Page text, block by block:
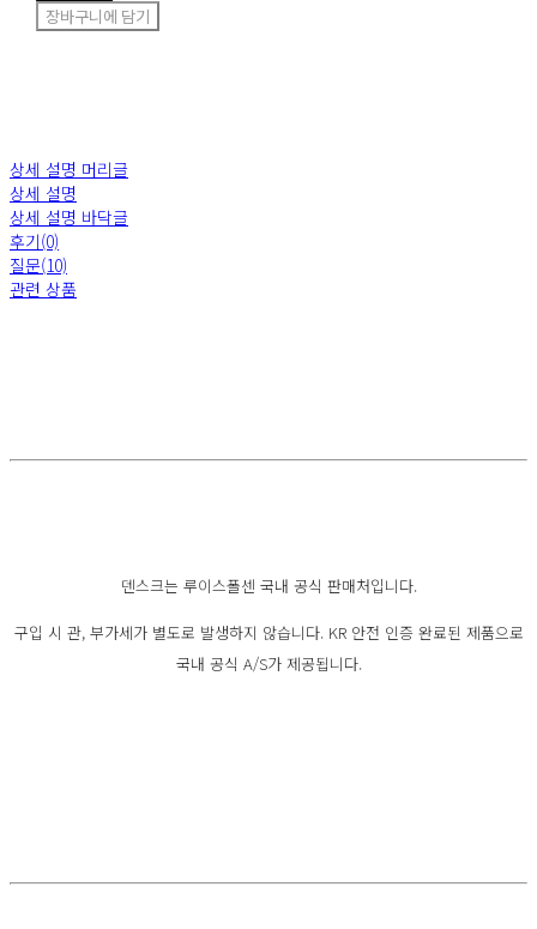
장바구니에 담기
상세 설명 머리글
상세 설명
상세 설명 바닥글
후기(0)
질문(10)
관련 상품
덴스크는 루이스폴센 국내 공식 판매처입니다.
구입 시 관, 부가세가 별도로 발생하지 않습니다. KR 안전 인증 완료된 제품으로
국내 공식 A/S가 제공됩니다.